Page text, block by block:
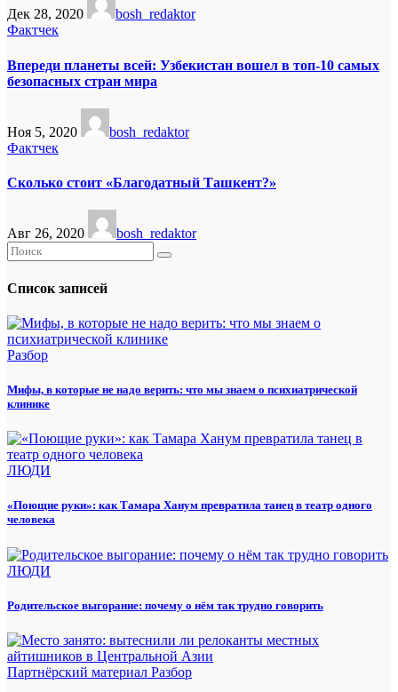
Дек 28, 2020
bosh_redaktor
Фактчек
Впереди планеты всей: Узбекистан вошел в топ-10 самых
безопасных стран мира
Ноя 5, 2020
bosh_redaktor
Фактчек
Сколько стоит «Благодатный Ташкент?»
Авг 26, 2020 bosh_redaktor
Список записей
Разбор
Мифы, в которые не надо верить: что мы знаем о психиатрической
клинике
ЛЮДИ
«Поющие руки»: как Тамара Ханум превратила танец в театр одного
человека
ЛЮДИ
Родительское выгорание: почему о нём так трудно говорить
Партнёрский материал Разбор